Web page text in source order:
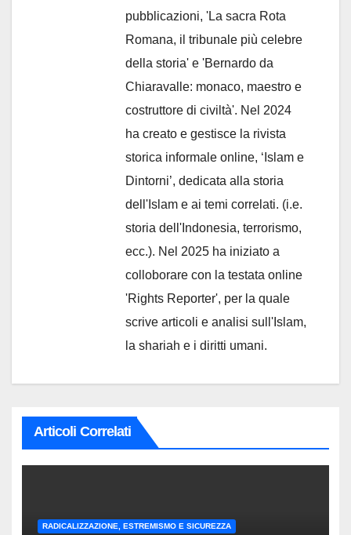
pubblicazioni, 'La sacra Rota
Romana, il tribunale più celebre
della storia' e 'Bernardo da
Chiaravalle: monaco, maestro e
costruttore di civiltà'. Nel 2024
ha creato e gestisce la rivista
storica informale online, ‘Islam e
Dintorni’, dedicata alla storia
dell'Islam e ai temi correlati. (i.e.
storia dell'Indonesia, terrorismo,
ecc.). Nel 2025 ha iniziato a
colloborare con la testata online
'Rights Reporter', per la quale
scrive articoli e analisi sull'Islam,
la shariah e i diritti umani.
Articoli Correlati
RADICALIZZAZIONE, ESTREMISMO E SICUREZZA